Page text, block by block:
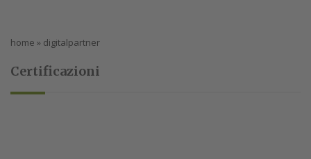
home » digitalpartner
Certificazioni